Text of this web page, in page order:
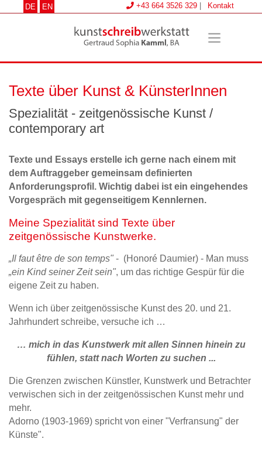
Kontakt
+43 664 3526 329 |
DE EN
Texte über Kunst & KünsterInnen
Spezialität - zeitgenössische Kunst /
contemporary art
Texte und Essays erstelle ich gerne nach einem mit
dem Auftraggeber gemeinsam definierten
Anforderungsprofil. Wichtig dabei ist ein eingehendes
Vorgespräch mit gegenseitigem Kennlernen.
Meine Spezialität sind Texte über
zeitgenössische Kunstwerke.
„Il faut être de son temps"- (Honoré Daumier) - Man muss
„ein Kind seiner Zeit sein", um das richtige Gespür für die
eigene Zeit zu haben.
Wenn ich über zeitgenössische Kunst des 20. und 21.
Jahrhundert schreibe, versuche ich …
… mich in das Kunstwerk mit allen Sinnen hinein zu
fühlen, statt nach Worten zu suchen ...
Die Grenzen zwischen Künstler, Kunstwerk und Betrachter
verwischen sich in der zeitgenössischen Kunst mehr und
mehr.
Adorno (1903-1969) spricht von einer "Verfransung" der
Künste".